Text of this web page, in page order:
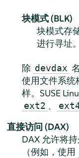
块模式 (BLK)
块模式存
进行寻址
除 devdax
使用文件系统
样。 SUSE
ext2 、
直接访问 (DAX)
DAX 允许将
（例如，使用